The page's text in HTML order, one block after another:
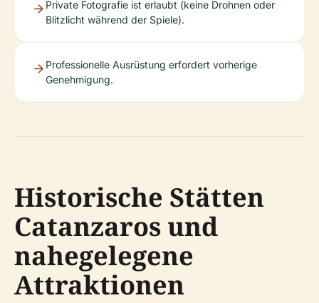
Private Fotografie ist erlaubt (keine Drohnen oder
Blitzlicht während der Spiele).
Professionelle Ausrüstung erfordert vorherige
Genehmigung.
Historische Stätten
Catanzaros und
nahegelegene
Attraktionen